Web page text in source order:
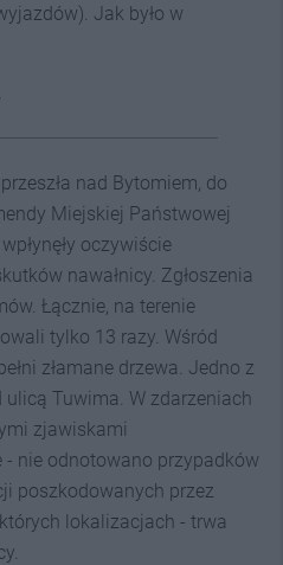
Jak było w
nad Bytomiem, do
Miejskiej Państwowej
oczywiście
nawałnicy. Zgłoszenia
Łącznie, na terenie
tylko 13 razy. Wśród
złamane drzewa. Jedno z
Tuwima. W zdarzeniach
zjawiskami
nie odnotowano przypadków
poszkodowanych przez
lokalizacjach - trwa